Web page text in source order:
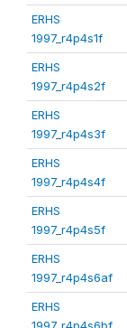
ERHS
1997_r4p4s1f
ERHS
1997_r4p4s2f
ERHS
1997_r4p4s3f
ERHS
1997_r4p4s4f
ERHS
1997_r4p4s5f
ERHS
1997_r4p4s6af
ERHS
1997_r4p4s6bf